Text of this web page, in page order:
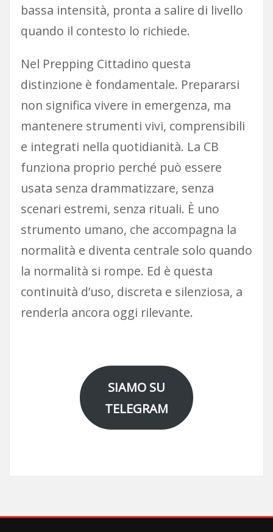
bassa intensità, pronta a salire di livello
quando il contesto lo richiede.
Nel Prepping Cittadino questa
distinzione è fondamentale. Prepararsi
non significa vivere in emergenza, ma
mantenere strumenti vivi, comprensibili
e integrati nella quotidianità. La CB
funziona proprio perché può essere
usata senza drammatizzare, senza
scenari estremi, senza rituali. È uno
strumento umano, che accompagna la
normalità e diventa centrale solo quando
la normalità si rompe. Ed è questa
continuità d’uso, discreta e silenziosa, a
renderla ancora oggi rilevante.
SIAMO SU
TELEGRAM